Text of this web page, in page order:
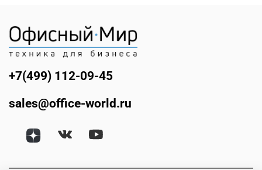
+7(499) 112-09-45
sales@office-world.ru